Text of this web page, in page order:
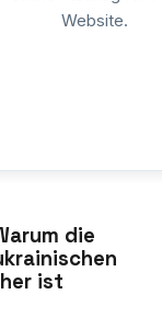
Website.
die
ist